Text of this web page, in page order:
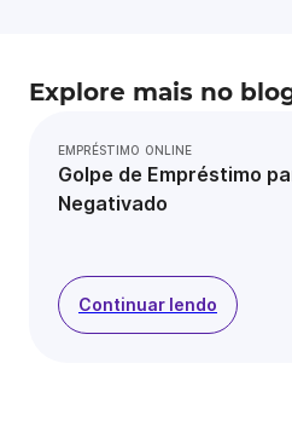
Explore mais no
EMPRÉSTIMO ONLINE
Golpe de Empréstimo
Negativado
Continuar lendo